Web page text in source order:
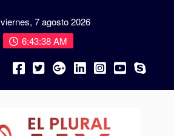
viernes, 7 agosto 2026
6:43:40 AM